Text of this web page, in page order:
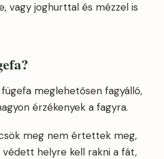
vagy joghurttal és mézzel is
meglehetősen fagyálló,
érzékenyek a fagyra.
meg nem értettek meg,
védett helyre kell rakni a fát,